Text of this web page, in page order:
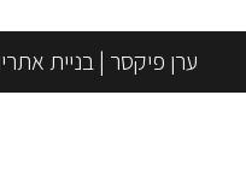
ערן פיקסר |בניית